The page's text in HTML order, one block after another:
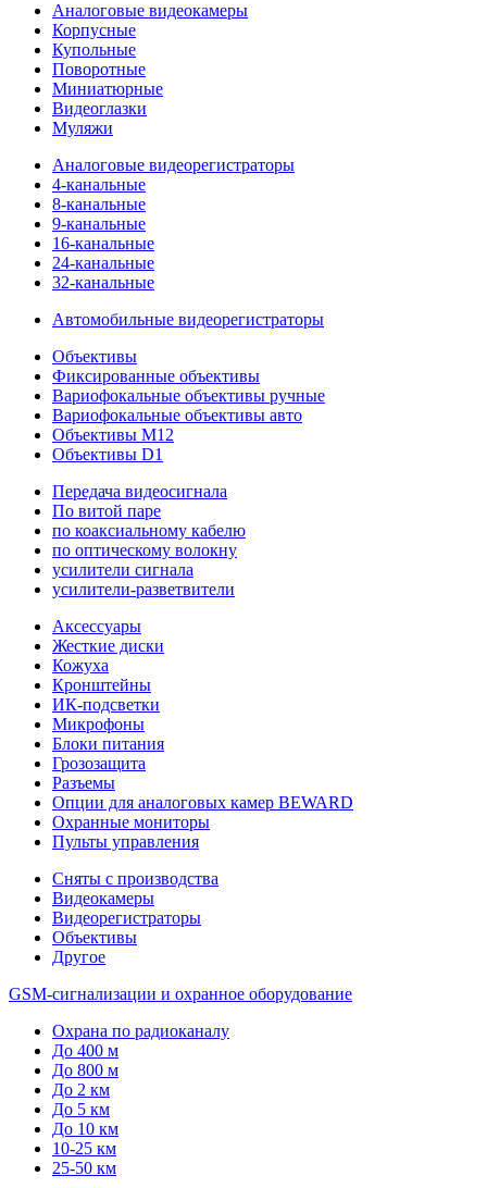
Аналоговые видеокамеры
Корпусные
Купольные
Поворотные
Миниатюрные
Видеоглазки
Муляжи
Аналоговые видеорегистраторы
4-канальные
8-канальные
9-канальные
16-канальные
24-канальные
32-канальные
Автомобильные видеорегистраторы
Объективы
Фиксированные объективы
Вариофокальные объективы ручные
Вариофокальные объективы авто
Объективы M12
Объективы D1
Передача видеосигнала
По витой паре
по коаксиальному кабелю
по оптическому волокну
усилители сигнала
усилители-разветвители
Аксессуары
Жесткие диски
Кожуха
Кронштейны
ИК-подсветки
Микрофоны
Блоки питания
Грозозащита
Разъемы
Опции для аналоговых камер BEWARD
Охранные мониторы
Пульты управления
Сняты с производства
Видеокамеры
Видеорегистраторы
Объективы
Другое
GSM-сигнализации и охранное оборудование
Охрана по радиоканалу
До 400 м
До 800 м
До 2 км
До 5 км
До 10 км
10-25 км
25-50 км